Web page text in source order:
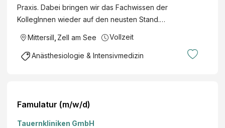
Praxis. Dabei bringen wir das Fachwissen der
KollegInnen wieder auf den neusten Stand.…
Mittersill Zell am See Vollzeit
Anästhesiologie & Intensivmedizin
Famulatur (m/w/d)
Tauernkliniken GmbH